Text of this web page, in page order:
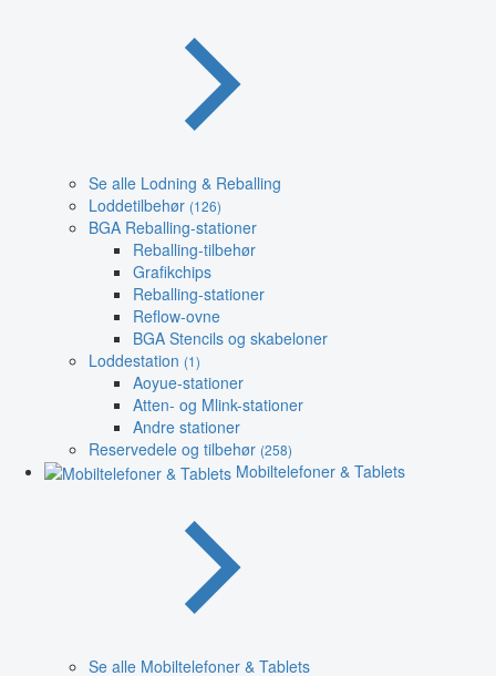
Se alle Lodning & Reballing
Loddetilbehør (126)
BGA Reballing-stationer
Reballing-tilbehør
Grafikchips
Reballing-stationer
Reflow-ovne
BGA Stencils og skabeloner
Loddestation (1)
Aoyue-stationer
Atten- og Mlink-stationer
Andre stationer
Reservedele og tilbehør (258)
Mobiltelefoner & Tablets
Se alle Mobiltelefoner & Tablets